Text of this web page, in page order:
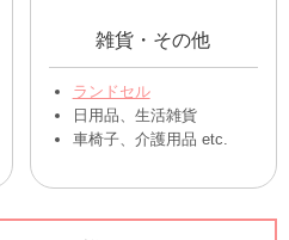
雑貨・その他
ランドセル
日用品、生活雑貨
車椅子、介護用品 etc.